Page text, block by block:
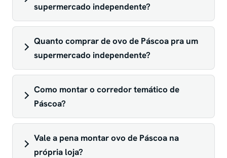
supermercado independente?
Quanto comprar de ovo de Páscoa pra um
supermercado independente?
Como montar o corredor temático de
Páscoa?
Vale a pena montar ovo de Páscoa na
própria loja?